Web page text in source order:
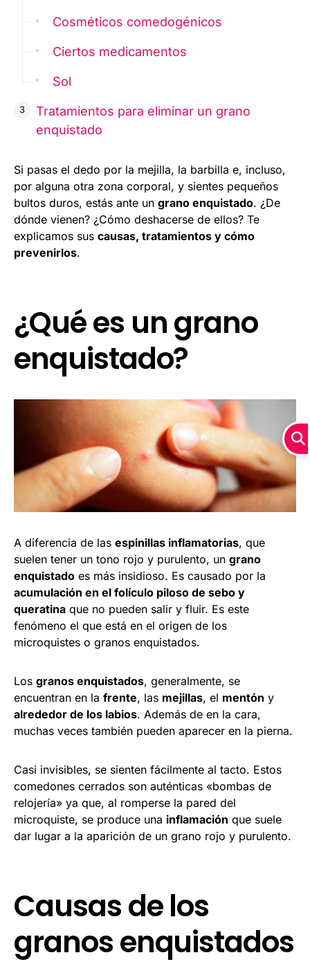
Cosméticos comedogénicos
Ciertos medicamentos
Sol
Tratamientos para eliminar un grano
enquistado
Si pasas el dedo por la mejilla, la barbilla e, incluso,
por alguna otra zona corporal, y sientes pequeños
bultos duros, estás ante un grano enquistado. ¿De
dónde vienen? ¿Cómo deshacerse de ellos? Te
explicamos sus causas, tratamientos y cómo
prevenirlos.
¿Qué es un grano
enquistado?
A diferencia de las espinillas inflamatorias, que
suelen tener un tono rojo y purulento, un grano
enquistado es más insidioso. Es causado por la
acumulación en el folículo piloso de sebo y
queratina que no pueden salir y fluir. Es este
fenómeno el que está en el origen de los
microquistes o granos enquistados.
Los granos enquistados, generalmente, se
encuentran en la frente, las mejillas, el mentón y
alrededor de los labios. Además de en la cara,
muchas veces también pueden aparecer en la pierna.
Casi invisibles, se sienten fácilmente al tacto. Estos
comedones cerrados son auténticas «bombas de
relojería» ya que, al romperse la pared del
microquiste, se produce una inflamación que suele
dar lugar a la aparición de un grano rojo y purulento.
Causas de los
granos enquistados